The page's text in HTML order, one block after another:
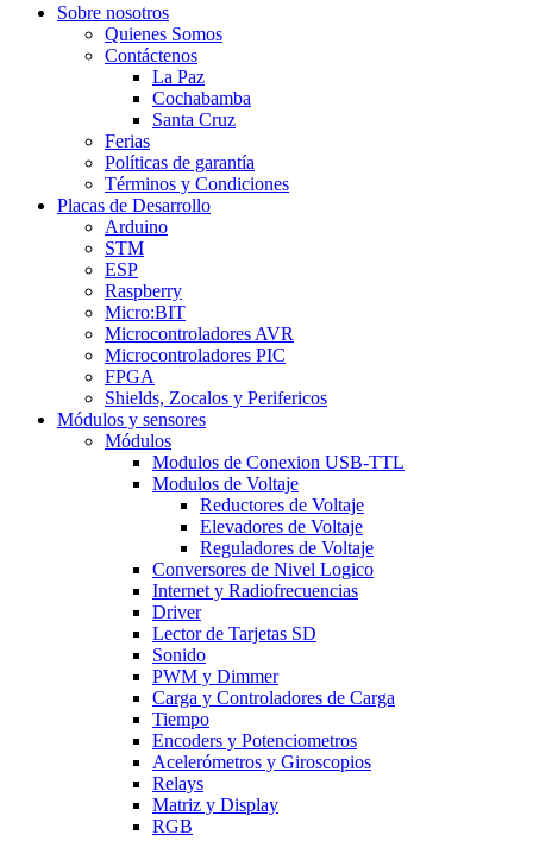
Sobre nosotros
Quienes Somos
Contáctenos
La Paz
Cochabamba
Santa Cruz
Ferias
Políticas de garantía
Términos y Condiciones
Placas de Desarrollo
Arduino
STM
ESP
Raspberry
Micro:BIT
Microcontroladores AVR
Microcontroladores PIC
FPGA
Shields, Zocalos y Perifericos
Módulos y sensores
Módulos
Modulos de Conexion USB-TTL
Modulos de Voltaje
Reductores de Voltaje
Elevadores de Voltaje
Reguladores de Voltaje
Conversores de Nivel Logico
Internet y Radiofrecuencias
Driver
Lector de Tarjetas SD
Sonido
PWM y Dimmer
Carga y Controladores de Carga
Tiempo
Encoders y Potenciometros
Acelerómetros y Giroscopios
Relays
Matriz y Display
RGB